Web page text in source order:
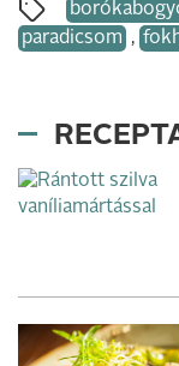
paradicsom ,